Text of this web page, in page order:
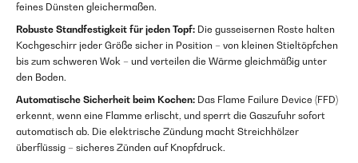
feines Dünsten gleichermaßen.
Robuste Standfestigkeit für jeden Topf: Die gusseisernen Roste halten
Kochgeschirr jeder Größe sicher in Position – von kleinen Stieltöpfchen
bis zum schweren Wok – und verteilen die Wärme gleichmäßig unter
den Boden.
Automatische Sicherheit beim Kochen: Das Flame Failure Device (FFD)
erkennt, wenn eine Flamme erlischt, und sperrt die Gaszufuhr sofort
automatisch ab. Die elektrische Zündung macht Streichhölzer
überflüssig – sicheres Zünden auf Knopfdruck.